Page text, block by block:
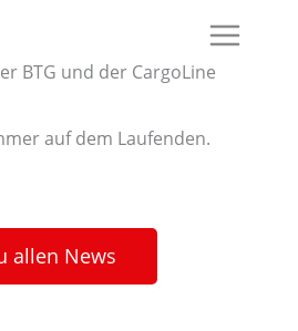
BTG und der CargoLine
auf dem Laufenden.
allen News